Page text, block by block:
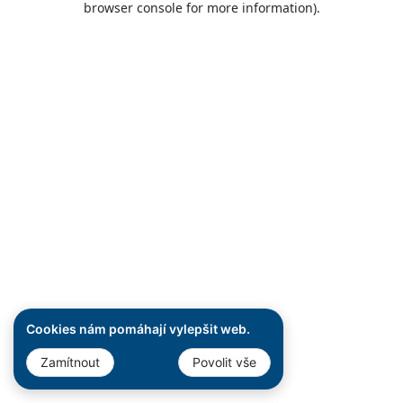
Cookies nám pomáhají vylepšit web.
Zamítnout Povolit vše
browser console for more information).